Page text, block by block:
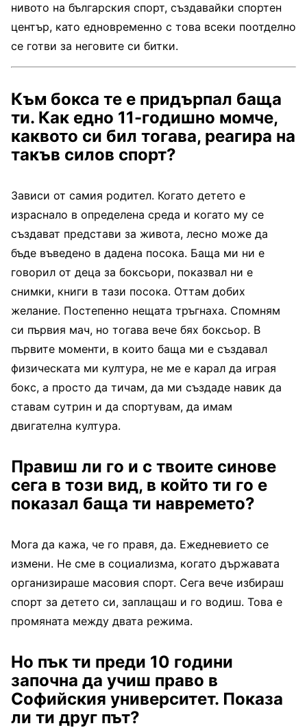
нивото на българския спорт, създавайки спортен
център, като едновременно с това всеки поотделно
се готви за неговите си битки.
Към бокса те е придърпал баща
ти. Как едно 11-годишно момче,
каквото си бил тогава, реагира на
такъв силов спорт?
Зависи от самия родител. Когато детето е
израснало в определена среда и когато му се
създават представи за живота, лесно може да
бъде въведено в дадена посока. Баща ми ни е
говорил от деца за боксьори, показвал ни е
снимки, книги в тази посока. Оттам добих
желание. Постепенно нещата тръгнаха. Спомням
си първия мач, но тогава вече бях боксьор. В
първите моменти, в които баща ми е създавал
физическата ми култура, не ме е карал да играя
бокс, а просто да тичам, да ми създаде навик да
ставам сутрин и да спортувам, да имам
двигателна култура.
Правиш ли го и с твоите синове
сега в този вид, в който ти го е
показал баща ти навремето?
Мога да кажа, че го правя, да. Ежедневието се
измени. Не сме в социализма, когато държавата
организираше масовия спорт. Сега вече избираш
спорт за детето си, заплащаш и го водиш. Това е
промяната между двата режима.
Но пък ти преди 10 години
започна да учиш право в
Софийския университет. Показа
ли ти друг път?